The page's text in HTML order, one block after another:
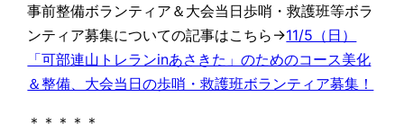
事前整備ボランティア＆大会当日歩哨・救護班等ボラ
ンティア募集についての記事はこちら→11/5（日）
「可部連山トレランinあさきた」のためのコース美化
＆整備、大会当日の歩哨・救護班ボランティア募集！
＊＊＊＊＊